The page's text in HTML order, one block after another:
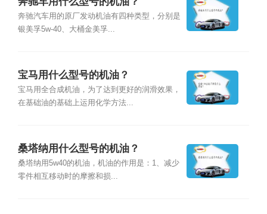
奔驰汽车用的原厂发动机油有四种类型，分别是
银美孚5w-40、大桶金美孚...
宝马用什么型号的机油？
宝马用全合成机油，为了达到更好的润滑效果，
在基础油的基础上运用化学方法...
桑塔纳用什么型号的机油？
桑塔纳用5w40的机油，机油的作用是：1、减少
零件相互移动时的摩擦和损...